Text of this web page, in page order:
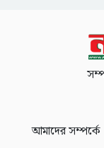
আমাদের সম্পর্কে